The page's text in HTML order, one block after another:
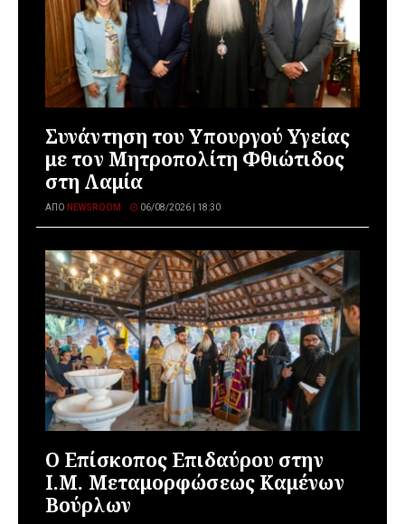
Συνάντηση του Υπουργού Υγείας
με τον Μητροπολίτη Φθιώτιδος
στη Λαμία
ΑΠΌ NEWSROOM 06/08/2026 | 18:30
Ο Επίσκοπος Επιδαύρου στην
Ι.Μ. Μεταμορφώσεως Καμένων
Βούρλων